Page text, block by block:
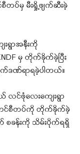
တပ်မှ မီးရှို့ဖျက်ဆီးခဲ့
းရွာအနီးကို
မှ တိုက်ခိုက်ခဲ့ပြီး
ဒဏ်ရာရခဲ့ပါတယ်။
င်ဖုံလေးကျေးရွာ
ာင်စီတပ်ကို တိုက်ခိုက်ခဲ့
ခန်းကို သိမ်းပိုက်ရရှိ